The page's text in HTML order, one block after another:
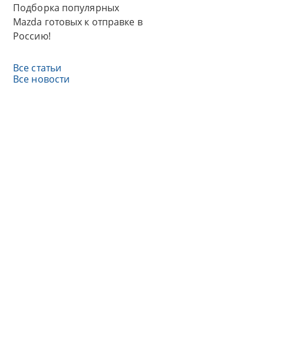
Подборка популярных
Mazda готовых к отправке в
Россию!
Все статьи
Все новости